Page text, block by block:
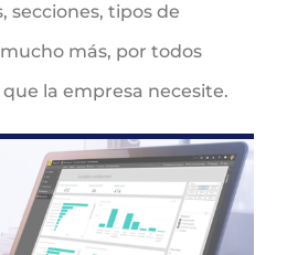
tipos de
más, por todos
la empresa necesite.